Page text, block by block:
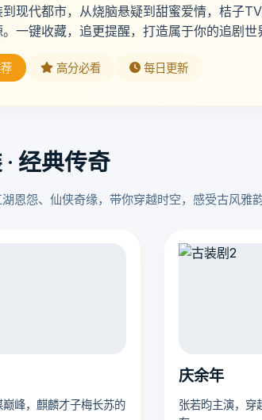
到现代都市，从烧脑悬疑到甜蜜爱情，桔子
一键收藏，追更提醒，打造属于你的追剧世
高分必看 每日更新
· 经典传奇
恩怨、仙侠奇缘，带你穿越时空，感受古风雅韵
峰，麒麟才子梅长苏的
庆余年
张若昀主演，穿